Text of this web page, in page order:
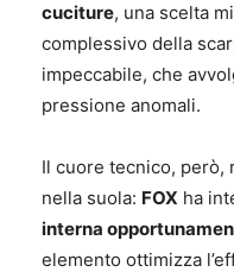
cuciture, una scelta
complessivo della
impeccabile, che
pressione anomali.
Il cuore tecnico, però,
nella suola: FOX ha
interna
elemento ottimizza